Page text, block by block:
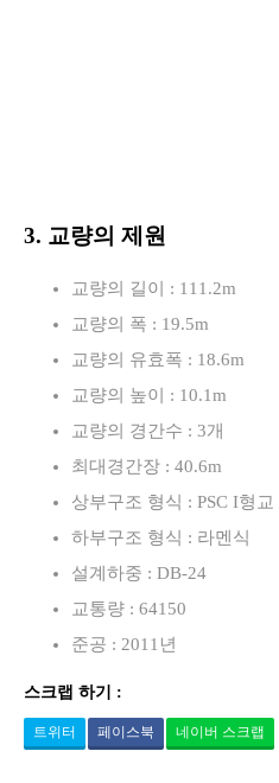
3. 교량의 제원
교량의 길이 : 111.2m
교량의 폭 : 19.5m
교량의 유효폭 : 18.6m
교량의 높이 : 10.1m
교량의 경간수 : 3개
최대경간장 : 40.6m
상부구조 형식 : PSC I형교
하부구조 형식 : 라멘식
설계하중 : DB-24
교통량 : 64150
준공 : 2011년
스크랩 하기 :
트위터 페이스북 네이버 스크랩